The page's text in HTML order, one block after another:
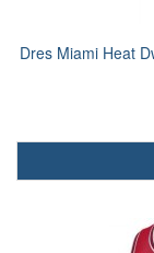
Dres Miami Heat